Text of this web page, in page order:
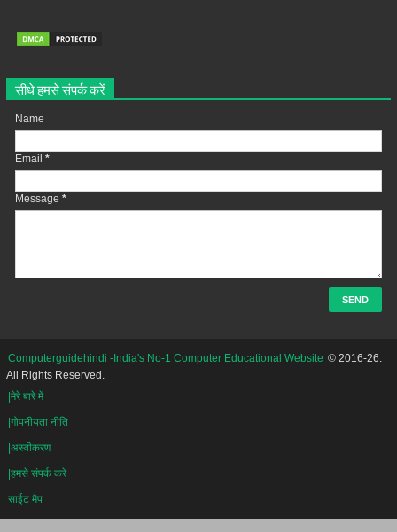
सीधे हमसे संपर्क करें
Name
Email *
Message *
Computerguidehindi -India's No-1 Computer Educational Website © 2016-26.
All Rights Reserved.
|मेरे बारे में
|गोपनीयता नीति
|अस्वीकरण
|हमसे संपर्क करे
साईट मैप